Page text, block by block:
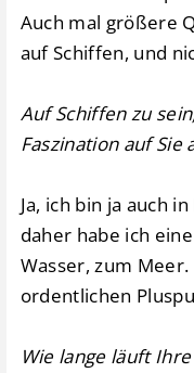
Auch mal größere
auf Schiffen, und
Auf Schiffen zu
Faszination auf Sie
Ja, ich bin ja auch
daher habe ich
Wasser, zum
ordentlichen
Wie lange läuft